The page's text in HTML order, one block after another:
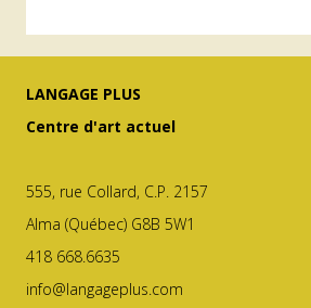
LANGAGE PLUS
Centre d'art actuel
555, rue Collard, C.P. 2157
Alma (Québec) G8B 5W1
418 668.6635
info@langageplus.com